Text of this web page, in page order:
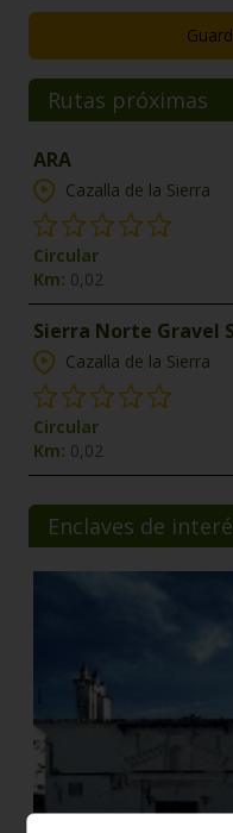
Rutas próximas
ARA
Cazalla de la Sierra
Circular
Km: 0,02
Sierra Norte Gravel
Cazalla de la Sierra
Circular
Km: 0,02
Enclaves de